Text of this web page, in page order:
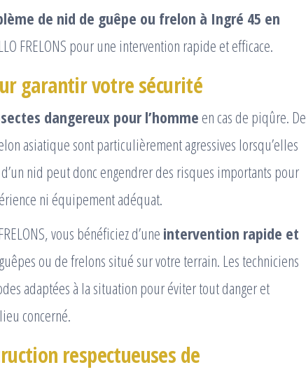
de nid de guêpe ou frelon à Ingré 45 en
FRELONS pour une intervention rapide et efficace.
garantir votre sécurité
dangereux pour l’homme en cas de piqûre. De
asiatique sont particulièrement agressives lorsqu’elles
nid peut donc engendrer des risques importants pour
ni équipement adéquat.
vous bénéficiez d’une intervention rapide et
ou de frelons situé sur votre terrain. Les techniciens
adaptées à la situation pour éviter tout danger et
concerné.
respectueuses de